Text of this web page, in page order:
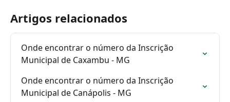
Artigos relacionados
Onde encontrar o número da Inscrição
Municipal de Caxambu - MG
Onde encontrar o número da Inscrição
Municipal de Canápolis - MG